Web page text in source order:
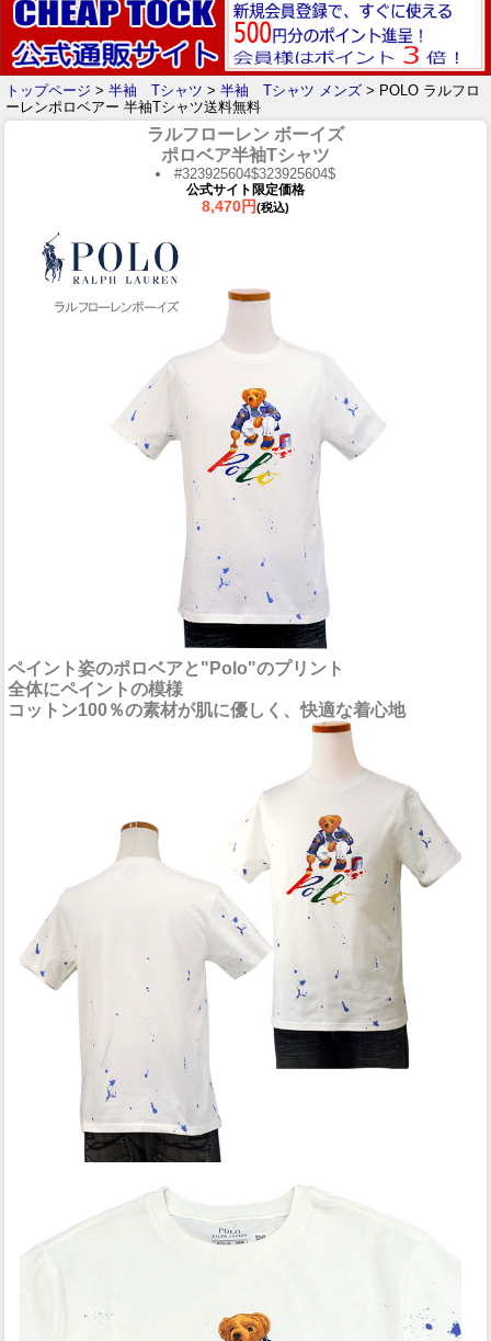
トップページ > 半袖 Tシャツ > 半袖 Tシャツ メンズ > POLO ラルフロ
ーレンポロベアー 半袖Tシャツ送料無料
ラルフローレン ボーイズ
ポロベア半袖Tシャツ
#323925604$323925604$
公式サイト限定価格
8,470円(税込)
ペイント姿のポロベアと"Polo"のプリント
全体にペイントの模様
コットン100％の素材が肌に優しく、快適な着心地